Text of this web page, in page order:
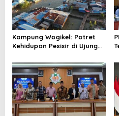
Kampung Wogikel: Potret
Kehidupan Pesisir di Ujung
Bertahan di Tengah
Keterbatasan